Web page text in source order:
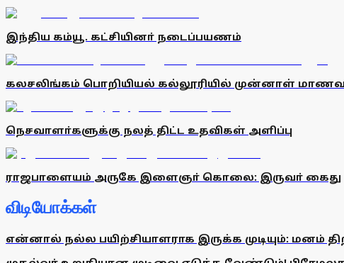
இந்திய கம்யூ. கட்சியினா் நடைப்பயணம்
கலசலிங்கம் பொறியியல் கல்லூரியில் முன்னாள்
நெசவாளா்களுக்கு நலத் திட்ட உதவிகள் அளிப்பு
ராஜபாளையம் அருகே இளைஞா் கொலை: இருவா் கைது
விடியோக்கள்
என்னால் நல்ல பயிற்சியாளராக இருக்க முடியும்: மனம்